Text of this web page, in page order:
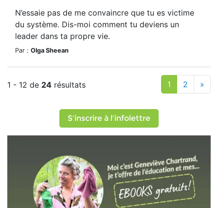
N’essaie pas de me convaincre que tu es victime
du système. Dis-moi comment tu deviens un
leader dans ta propre vie.
Par : Olga Sheean
1 - 12 de 24 résultats 1 2 »
S'inscrire à l'infolettre